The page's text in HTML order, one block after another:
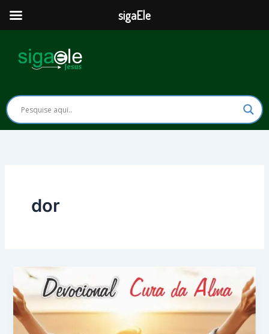
para
conteúdo
dor
sigaEle